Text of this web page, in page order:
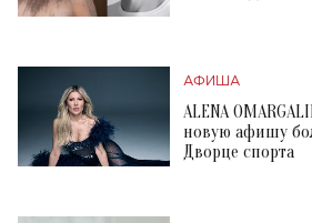
АФИША
ALENA
новую афишу
Дворце спорта